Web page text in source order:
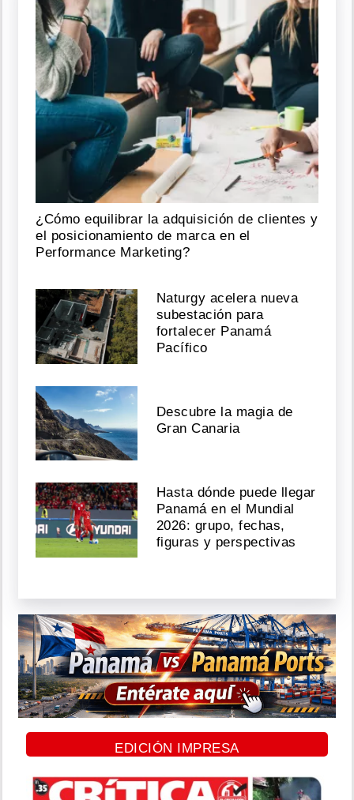
¿Cómo equilibrar la adquisición de clientes y
el posicionamiento de marca en el
Performance Marketing?
Naturgy acelera nueva
subestación para
fortalecer Panamá
Pacífico
Descubre la magia de
Gran Canaria
Hasta dónde puede llegar
Panamá en el Mundial
2026: grupo, fechas,
figuras y perspectivas
EDICIÓN IMPRESA